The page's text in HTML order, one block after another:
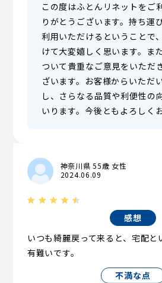
この度はふとんリネットをご
りがとうございます。持ち運
利用いただけるということで
けて大変嬉しく思います。ま
ついて貴重なご意見をいただ
ざいます。お客様からいただ
し、さらなる品質や利便性の
いります。今後ともよろしく
神奈川県 55歳 女性
2024.06.09
感想
いつも綺麗戻って来ると、宅配と
有難いです。
不満な点